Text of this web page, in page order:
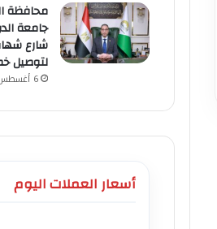
محافظة
جامعة
لتوصيل
6 أغسطس، 2026
أسعار العملات اليوم